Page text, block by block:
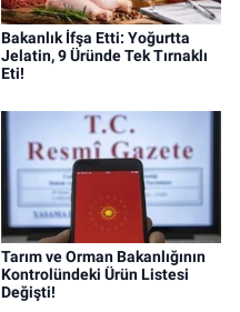
Bakanlık İfşa Etti: Yoğurtta
Jelatin, 9 Üründe Tek Tırnaklı
Eti!
Tarım ve Orman Bakanlığının
Kontrolündeki Ürün Listesi
Değişti!